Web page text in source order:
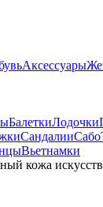
Аксессуары
БалеткиЛодочки
СандалииСабо
Вьетнамки
кожа